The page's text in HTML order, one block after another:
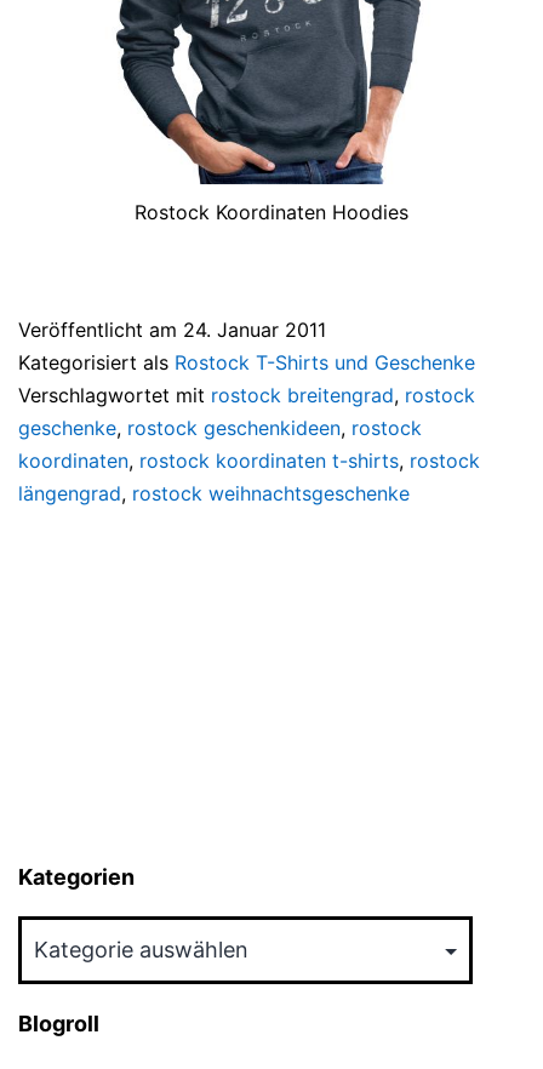
Rostock Koordinaten Hoodies
Veröffentlicht am 24. Januar 2011
Kategorisiert als Rostock T-Shirts und Geschenke
Verschlagwortet mit rostock breitengrad, rostock
geschenke, rostock geschenkideen, rostock
koordinaten, rostock koordinaten t-shirts, rostock
längengrad, rostock weihnachtsgeschenke
Kategorien
Blogroll